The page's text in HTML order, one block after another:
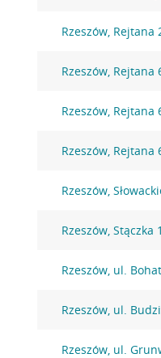
Rzeszów, Rejtana
Rzeszów, Rejtana
Rzeszów, Rejtana
Rzeszów, Rejtana
Rzeszów,
Rzeszów, Stączka
Rzeszów, ul.
Rzeszów, ul.
Rzeszów, ul.